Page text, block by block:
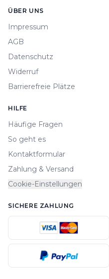
ÜBER UNS
Impressum
AGB
Datenschutz
Widerruf
Barrierefreie Plätze
HILFE
Häufige Fragen
So geht es
Kontaktformular
Zahlung & Versand
Cookie-Einstellungen
SICHERE ZAHLUNG